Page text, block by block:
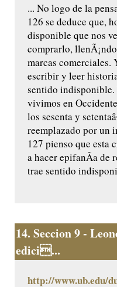
... No logo de la
126 se deduce que,
disponible que nos
comprarlo,
marcas comerciales.
escribir y leer
sentido indisponible.
vivimos en
los sesenta y
reemplazado por un
127 pienso que esta
a hacer epifanÃ­a de
trae sentido
14. Seccion 9 -
edici...
http://www.ub.edu/